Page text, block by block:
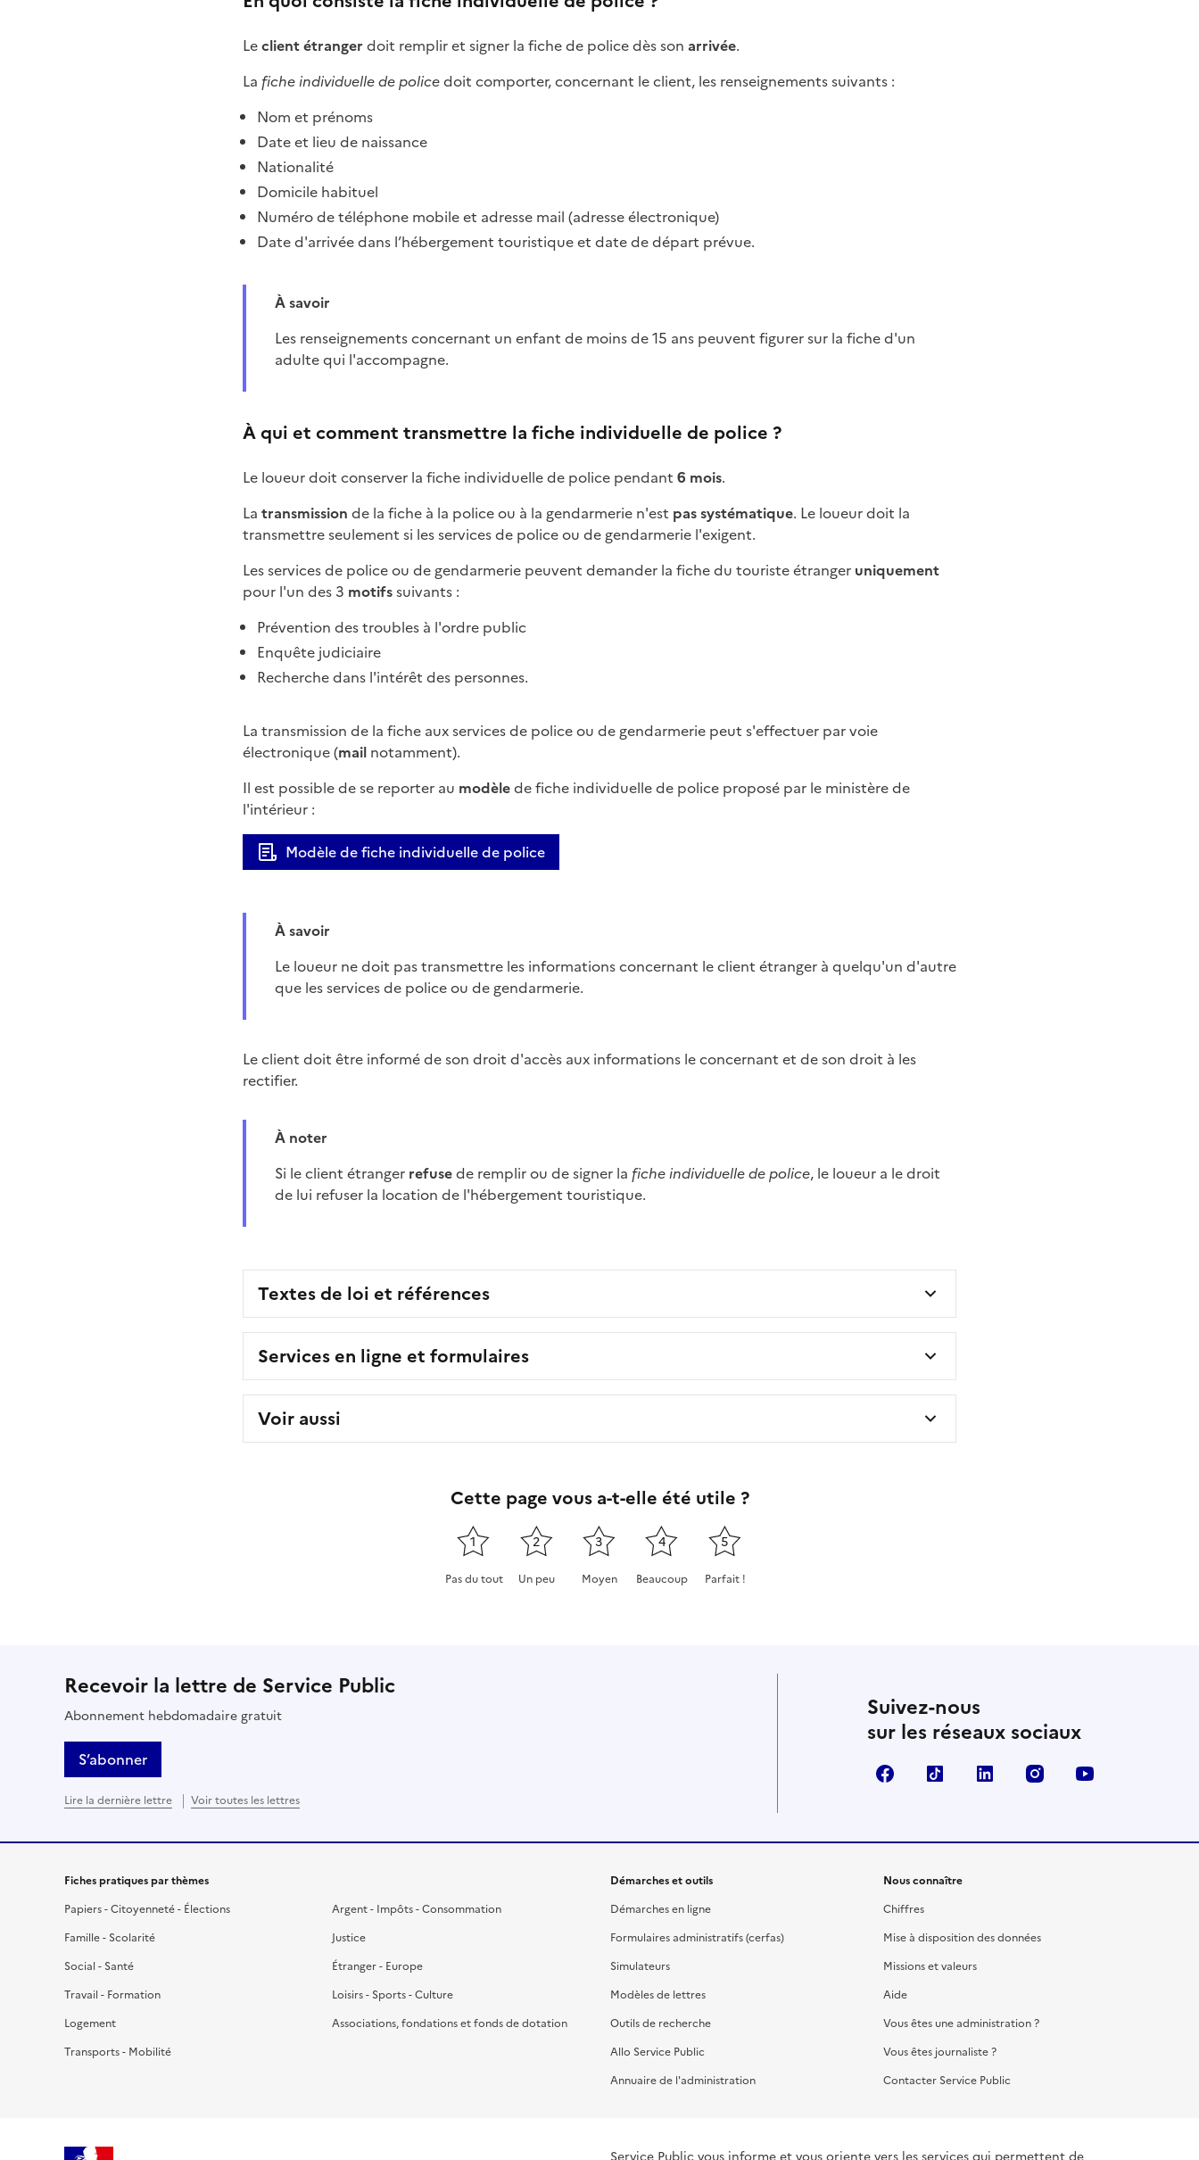
Leclient étranger doit remplir et signer la fiche de police dès son arrivée.
La fiche individuelle de policedoit comporter, concernant le client, les renseignements suivants :
Nom et prénoms
Date et lieu de naissance
Nationalité
Domicile habituel
Numéro de téléphone mobile et adresse mail (adresse électronique)
Date d'arrivée dans l’hébergement touristique et date de départ prévue.
À savoir
Les renseignements concernant un enfant de moins de 15 ans peuvent figurer sur la fiche d'un
adulte qui l'accompagne.
À qui et comment transmettre la fiche individuelle de police ?
Le loueur doit conserver la fiche individuelle de police pendant 6 mois.
La transmission de la fiche à la police ou à la gendarmerie n'est pas systématique. Le loueur doit la
transmettre seulement si les services de police ou de gendarmerie l'exigent.
Les services de police ou de gendarmerie peuvent demander la fiche du touriste étranger uniquement
pour l'un des 3 motifssuivants :
Prévention des troubles à l'ordre public
Enquête judiciaire
Recherche dans l'intérêt des personnes.
La transmission de la fiche aux services de police ou de gendarmerie peut s'effectuer par voie
électronique (mail notamment).
Il est possible de se reporter au modèlede fiche individuelle de police proposé par le ministère de
l'intérieur :
Modèle de fiche individuelle de police
À savoir
Le loueur ne doit pas transmettre les informations concernant le client étranger à quelqu'un d'autre
que les services de police ou de gendarmerie.
Le client doit être informé de son droit d'accès aux informations le concernant et de son droit à les
rectifier.
À noter
Si le client étranger refusede remplir ou de signer la fiche individuelle de police, le loueur a le droit
de lui refuser la location de l'hébergement touristique.
Textes de loi et références
Services en ligne et formulaires
Voir aussi
Cette page vous a-t-elle été utile ?
1
Pas du tout
2
Un peu
3
Moyen
4
Beaucoup
5
Parfait !
Recevoir la lettre de Service Public
Abonnement hebdomadaire gratuit
S’abonner
Lire la dernière lettre Voir toutes les lettres
Suivez-nous
sur les réseaux sociaux
FacebookTikTok LinkedIn Instagram
Fiches pratiques par thèmes
Papiers - Citoyenneté - Élections
Famille - Scolarité
Social - Santé
Travail - Formation
Logement
Transports - Mobilité
Argent - Impôts - Consommation
Justice
Étranger - Europe
Loisirs - Sports - Culture
Associations, fondations et fonds de dotation
Démarches et outils
Démarches en ligne
Formulaires administratifs (cerfas)
Simulateurs
Modèles de lettres
Outils de recherche
Allo Service Public
Annuaire de l'administration
Nous connaître
Chiffres
Mise à disposition des données
Missions et valeurs
Aide
Vous êtes une administration ?
Vous êtes journaliste ?
Contacter Service Public